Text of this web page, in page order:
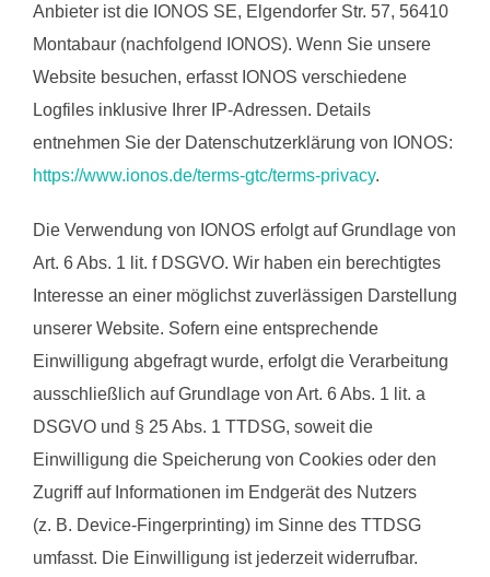
Anbieter ist die IONOS SE, Elgendorfer Str. 57, 56410
Montabaur (nachfolgend IONOS). Wenn Sie unsere
Website besuchen, erfasst IONOS verschiedene
Logfiles inklusive Ihrer IP-Adressen. Details
entnehmen Sie der Datenschutzerklärung von IONOS:
https://www.ionos.de/terms-gtc/terms-privacy.
Die Verwendung von IONOS erfolgt auf Grundlage von
Art. 6 Abs. 1 lit. f DSGVO. Wir haben ein berechtigtes
Interesse an einer möglichst zuverlässigen Darstellung
unserer Website. Sofern eine entsprechende
Einwilligung abgefragt wurde, erfolgt die Verarbeitung
ausschließlich auf Grundlage von Art. 6 Abs. 1 lit. a
DSGVO und § 25 Abs. 1 TTDSG, soweit die
Einwilligung die Speicherung von Cookies oder den
Zugriff auf Informationen im Endgerät des Nutzers
(z. B. Device-Fingerprinting) im Sinne des TTDSG
umfasst. Die Einwilligung ist jederzeit widerrufbar.